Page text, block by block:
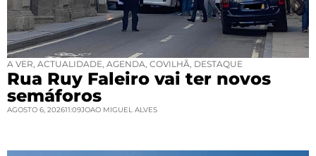
A VER ACTUALIDADE AGENDA COVILHÃ DESTAQUE
Rua Ruy Faleiro vai ter novos
semáforos
AGOSTO 6, 202611:09JOAO MIGUEL ALVES